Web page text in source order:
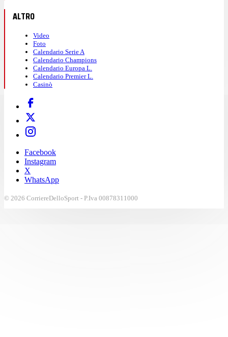
ALTRO
Video
Foto
Calendario Serie A
Calendario Champions
Calendario Europa L.
Calendario Premier L.
Casinò
Facebook
Instagram
X
WhatsApp
© 2026 CorriereDelloSport - P.Iva 00878311000